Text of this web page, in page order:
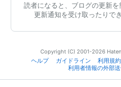
読者になると、ブログの更新を
更新通知を受け取ったりで
Copyright (C) 2001-2026
ヘルプ
ガイドライン 利用規約
利用者情報の外部